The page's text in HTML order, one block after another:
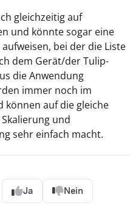
gleichzeitig auf
und könnte sogar eine
bei der die Liste
dem Gerät/der Tulip-
die Anwendung
immer noch im
können auf die gleiche
und
sehr einfach macht.
Ja Nein